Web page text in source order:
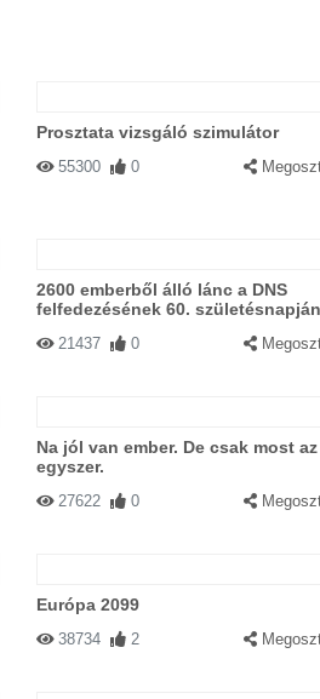
Prosztata vizsgáló szimulátor
55300 0
2600 emberből álló lánc a DNS
felfedezésének 60. születésnapján
21437 0
Na jól van ember. De csak most az
egyszer.
27622 0
Európa 2099
38734 2